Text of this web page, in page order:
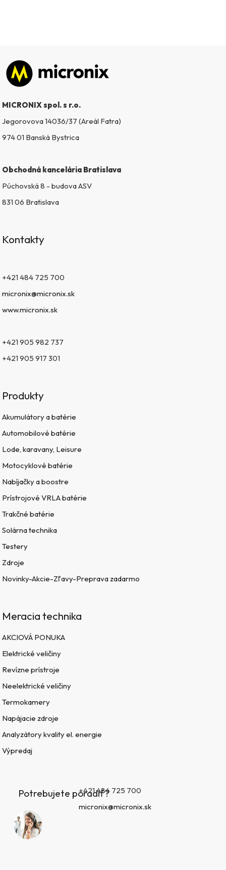
Zápätie
MICRONIX spol. s r.o.
Jegorovova 14036/37 (Areál Fatra)
974 01 Banská Bystrica
Obchodná kancelária Bratislava
Púchovská 8 - budova ASV
831 06 Bratislava
Kontakty
+421 484 725 700
micronix@micronix.sk
www.micronix.sk
+421 905 982 737
+421 905 917 301
Produkty
Akumulátory a batérie
Automobilové batérie
Lode, karavany, Leisure
Motocyklové batérie
Nabíjačky a boostre
Prístrojové VRLA batérie
Trakčné batérie
Solárna technika
Testery
Zdroje
Novinky-Akcie-Zľavy-Preprava zadarmo
Meracia technika
AKCIOVÁ PONUKA
Elektrické veličiny
Revízne prístroje
Neelektrické veličiny
Termokamery
Napájacie zdroje
Analyzátory kvality el. energie
Výpredaj
Potrebujete poradiť?+421 484 725 700
micronix@micronix.sk